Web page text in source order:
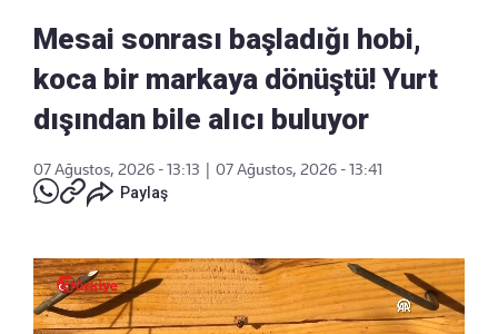
Mesai sonrası başladığı hobi,
koca bir markaya dönüştü! Yurt
dışından bile alıcı buluyor
07 Ağustos, 2026 - 13:13
07 Ağustos, 2026 - 13:41
Paylaş